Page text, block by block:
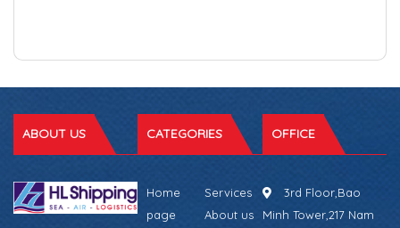
ABOUT US CATEGORIES
Home
page
Services
About us
OFFICE
3rd Floor,Bao
Minh Tower,217 Nam